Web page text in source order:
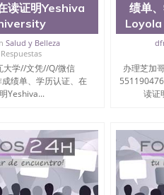
读证明Yeshiva
Salud y Belleza
大学//文凭//Q/微信
绩单、学历认证、在
Yeshiva...
绩单
办理芝加
读证